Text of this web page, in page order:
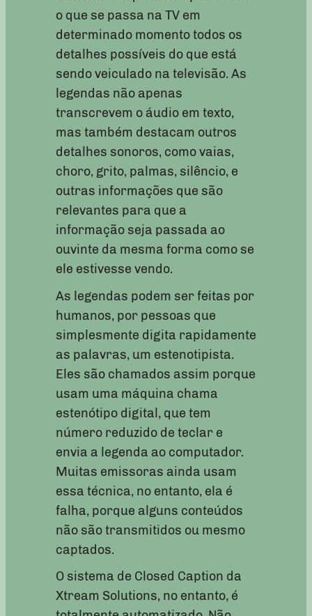
o que se passa na TV em
determinado momento todos os
detalhes possíveis do que está
sendo veiculado na televisão. As
legendas não apenas
transcrevem o áudio em texto,
mas também destacam outros
detalhes sonoros, como vaias,
choro, grito, palmas, silêncio, e
outras informações que são
relevantes para que a
informação seja passada ao
ouvinte da mesma forma como se
ele estivesse vendo.
As legendas podem ser feitas por
humanos, por pessoas que
simplesmente digita rapidamente
as palavras, um estenotipista.
Eles são chamados assim porque
usam uma máquina chama
estenótipo digital, que tem
número reduzido de teclar e
envia a legenda ao computador.
Muitas emissoras ainda usam
essa técnica, no entanto, ela é
falha, porque alguns conteúdos
não são transmitidos ou mesmo
captados.
O sistema de Closed Caption da
Xtream Solutions, no entanto, é